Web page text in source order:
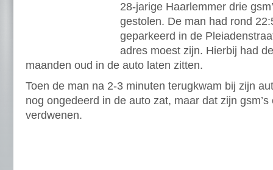
28-jarige Haarlemmer drie
gestolen. De man had rond
geparkeerd in de
adres moest zijn. Hierbij had
maanden oud in de auto laten zitten.
Toen de man na 2-3 minuten terugkwam bij zijn
nog ongedeerd in de auto zat, maar dat zijn
verdwenen.